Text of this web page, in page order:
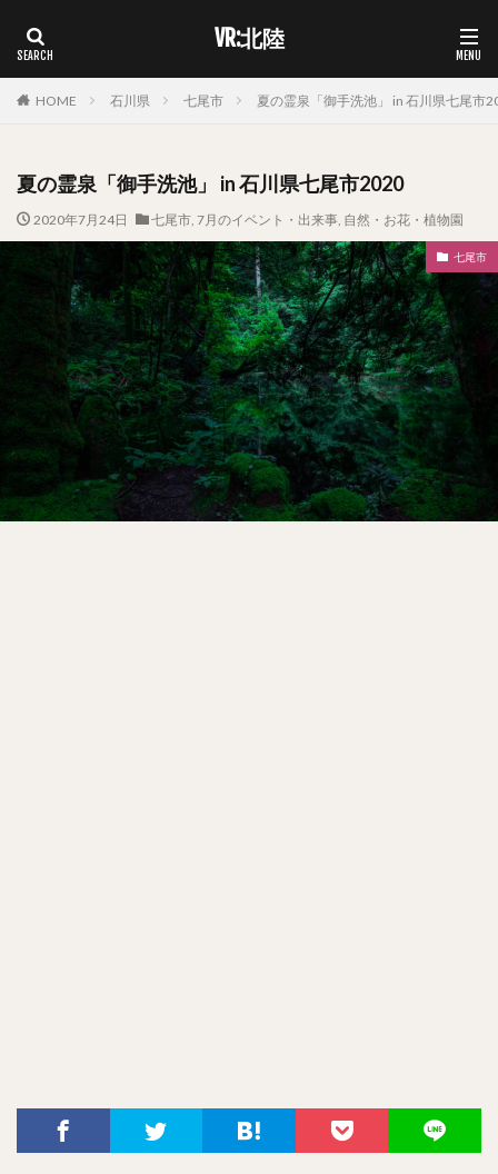
VR:北陸
HOME 石川県 七尾市 夏の霊泉「御手洗池」 in 石川県七尾市
夏の霊泉「御手洗池」 in 石川県七尾市2020
2020年7月24日 七尾市, 7月のイベント・出来事, 自然・お花・植物園
七尾市